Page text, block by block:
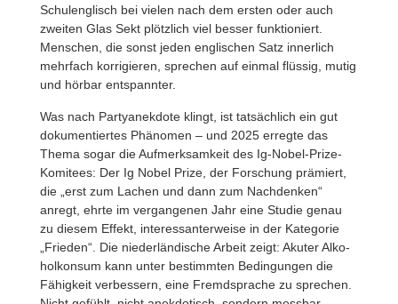
Schul­eng­lisch bei vielen nach dem ersten oder auch
zweiten Glas Sekt plötz­lich viel besser funk­tio­niert.
Menschen, die sonst jeden engli­schen Satz inner­lich
mehr­fach korri­gieren, spre­chen auf einmal flüssig, mutig
und hörbar entspannter.
Was nach Party­an­ek­dote klingt, ist tatsäch­lich ein gut
doku­men­tiertes Phänomen – und 2025 erregte das
Thema sogar die Aufmerk­sam­keit des Ig-Nobel-Prize-
Komi­tees: Der Ig Nobel Prize, der Forschung prämiert,
die „erst zum Lachen und dann zum Nach­denken“
anregt, ehrte im vergan­genen Jahr eine Studie genau
zu diesem Effekt, inter­es­san­ter­weise in der Kate­gorie
„Frieden“. Die nieder­län­di­sche Arbeit zeigt: Akuter Alko­
hol­konsum kann unter bestimmten Bedin­gungen die
Fähig­keit verbes­sern, eine Fremd­sprache zu spre­chen.